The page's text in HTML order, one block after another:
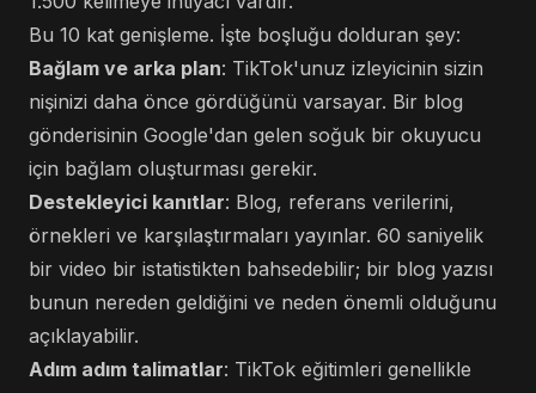
Bu 10 kat genişleme. İşte boşluğu dolduran şey:
Bağlam ve arka plan: TikTok'unuz izleyicinin sizin
nişinizi daha önce gördüğünü varsayar. Bir blog
gönderisinin Google'dan gelen soğuk bir okuyucu
için bağlam oluşturması gerekir.
Destekleyici kanıtlar: Blog, referans verilerini,
örnekleri ve karşılaştırmaları yayınlar. 60 saniyelik
bir video bir istatistikten bahsedebilir; bir blog yazısı
bunun nereden geldiğini ve neden önemli olduğunu
açıklayabilir.
Adım adım talimatlar: TikTok eğitimleri genellikle